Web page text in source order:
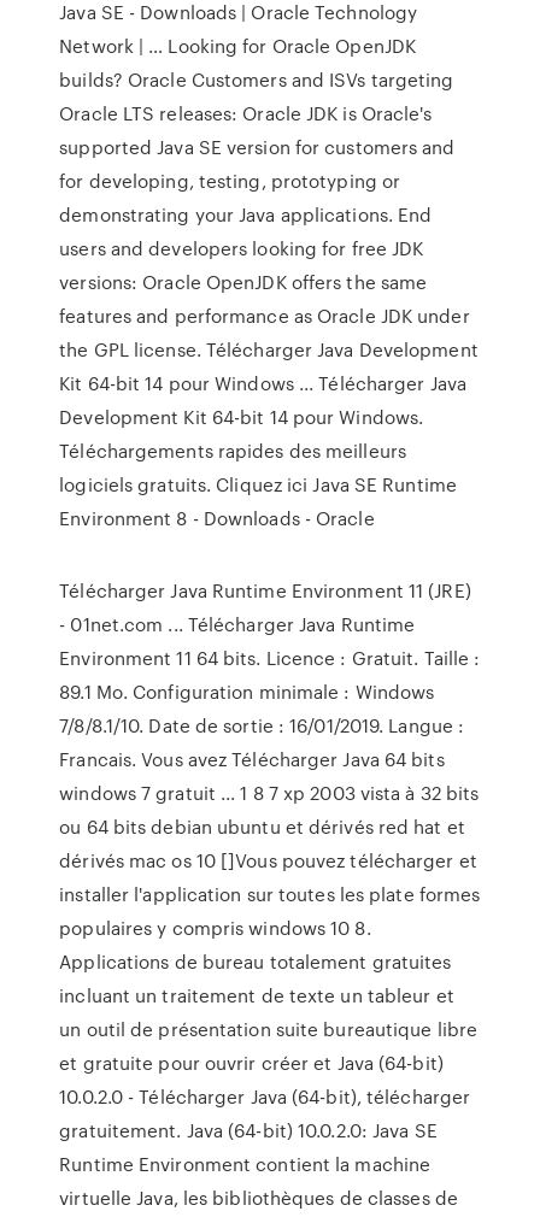
Java SE - Downloads | Oracle Technology
Network | … Looking for Oracle OpenJDK
builds? Oracle Customers and ISVs targeting
Oracle LTS releases: Oracle JDK is Oracle's
supported Java SE version for customers and
for developing, testing, prototyping or
demonstrating your Java applications. End
users and developers looking for free JDK
versions: Oracle OpenJDK offers the same
features and performance as Oracle JDK under
the GPL license. Télécharger Java Development
Kit 64-bit 14 pour Windows ... Télécharger Java
Development Kit 64-bit 14 pour Windows.
Téléchargements rapides des meilleurs
logiciels gratuits. Cliquez ici Java SE Runtime
Environment 8 - Downloads - Oracle
Télécharger Java Runtime Environment 11 (JRE)
- 01net.com ... Télécharger Java Runtime
Environment 11 64 bits. Licence : Gratuit. Taille :
89.1 Mo. Configuration minimale : Windows
7/8/8.1/10. Date de sortie : 16/01/2019. Langue :
Francais. Vous avez Télécharger Java 64 bits
windows 7 gratuit ... 1 8 7 xp 2003 vista à 32 bits
ou 64 bits debian ubuntu et dérivés red hat et
dérivés mac os 10 []Vous pouvez télécharger et
installer l'application sur toutes les plate formes
populaires y compris windows 10 8.
Applications de bureau totalement gratuites
incluant un traitement de texte un tableur et
un outil de présentation suite bureautique libre
et gratuite pour ouvrir créer et Java (64-bit)
10.0.2.0 - Télécharger Java (64-bit), télécharger
gratuitement. Java (64-bit) 10.0.2.0: Java SE
Runtime Environment contient la machine
virtuelle Java, les bibliothèques de classes de